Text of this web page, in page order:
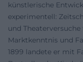
künstlerische
experimentell:
und
Marktkenntnis und
1899 landete er mit